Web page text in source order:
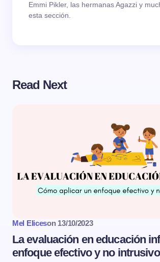
Emmi Pikler, las hermanas Agazzi y
esta sección.
Read Next
Mel Eliceson 13/10/2023
La evaluación en educación
enfoque efectivo y no intrusivo